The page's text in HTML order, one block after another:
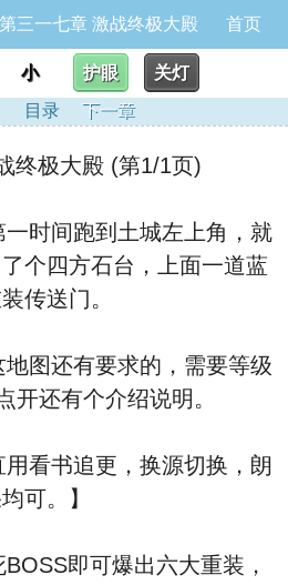
三一七章 激战终极大殿 首页
小 护眼
关灯
目录 下一章
极大殿 (第1/1页)
时间跑到土城左上角，就
个四方石台，上面一道蓝
传送门。
图还有要求的，需要等级
开还有个介绍说明。
看书追更，换源切换，朗
可。】
即可爆出六大重装，